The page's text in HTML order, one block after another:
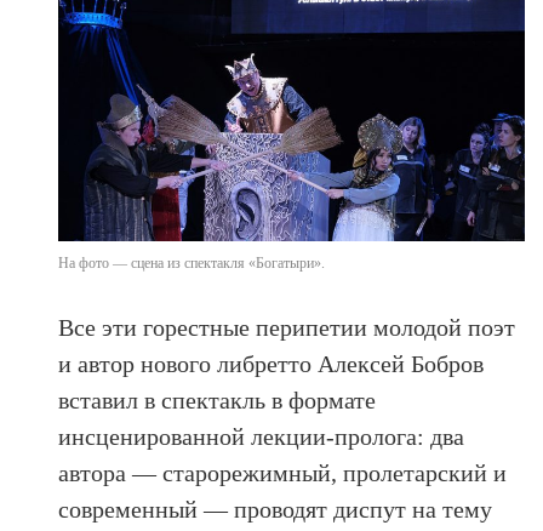
На фото — сцена из спектакля «Богатыри».
Все эти горестные перипетии молодой поэт
и автор нового либретто Алексей Бобров
вставил в спектакль в формате
инсценированной лекции-пролога: два
автора — старорежимный, пролетарский и
современный — проводят диспут на тему